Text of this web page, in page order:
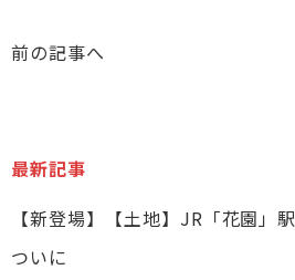
前の記事へ
最新記事
【新登場】【土地】JR「花園」駅
ついに